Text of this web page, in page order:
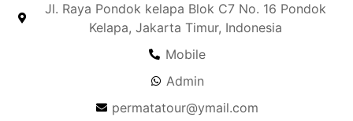
Jl. Raya Pondok kelapa Blok C7 No. 16 Pondok
Kelapa, Jakarta Timur, Indonesia
Mobile
Admin
permatatour@ymail.com